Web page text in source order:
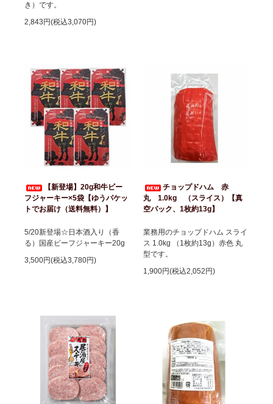
き）です。
2,843円(税込3,070円)
【新登場】20g和牛ビー
フジャーキー×5袋【ゆうパケッ
トでお届け（送料無料）】
5/20新登場☆日本酒入り（香
る）国産ビーフジャーキー20g
3,500円(税込3,780円)
チョップドハム 赤
丸 1.0kg （スライス）【真
空パック、1枚約13g】
業務用のチョップドハム スライ
ス 1.0kg （1枚約13g）赤色 丸
型です。
1,900円(税込2,052円)